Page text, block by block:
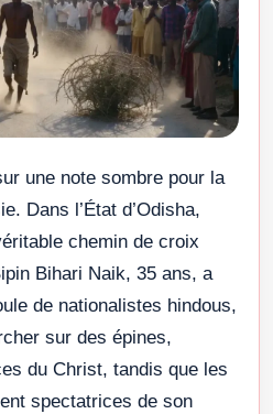
une note sombre pour la
Dans l’État d’Odisha,
chemin de croix
Bihari Naik, 35 ans, a
de nationalistes hindous,
sur des épines,
du Christ, tandis que les
spectatrices de son